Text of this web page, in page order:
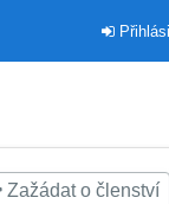
Zažádat o členství